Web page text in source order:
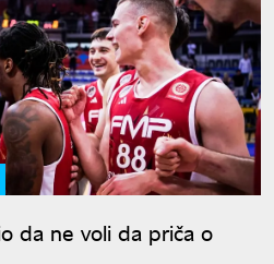
da ne voli da priča o